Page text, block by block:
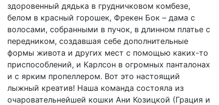
здоровенный дядька в грудничковом комбезе,
белом в красный горошек, Фрекен Бок – дама с
волосами, собранными в пучок, в длинном платье с
передником, создавшая себе дополнительные
формы живота и других мест с помощью каких-то
приспособлений, и Карлсон в огромных панталонах
и с ярким пропеллером. Вот это настоящий
лыжный креатив! Наша команда состояла из
очаровательнейшей кошки Ани Козицкой (Грация и